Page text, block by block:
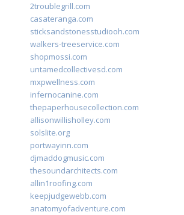
2troublegrill.com
casateranga.com
sticksandstonesstudiooh.com
walkers-treeservice.com
shopmossi.com
untamedcollectivesd.com
mxpwellness.com
infernocanine.com
thepaperhousecollection.com
allisonwillisholley.com
solslite.org
portwayinn.com
djmaddogmusic.com
thesoundarchitects.com
allin1roofing.com
keepjudgewebb.com
anatomyofadventure.com